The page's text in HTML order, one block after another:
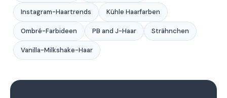
Instagram-Haartrends Kühle Haarfarben
Ombré-Farbideen PB and J-Haar Strähnchen
Vanilla-Milkshake-Haar